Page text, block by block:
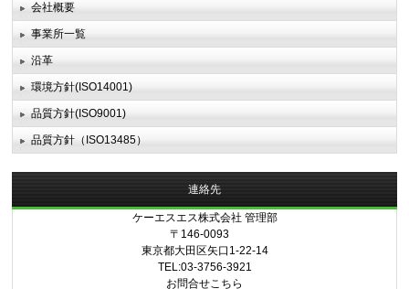
会社概要
事業所一覧
沿革
環境方針(ISO14001)
品質方針(ISO9001)
品質方針（ISO13485）
連絡先
ケーエスエス株式会社 管理部
〒146-0093
東京都大田区矢口1-22-14
TEL:03-3756-3921
お問合せこちら